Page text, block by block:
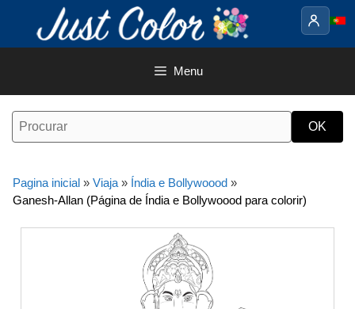
o
Menu
Pagina inicial » Viaja » Índia e Bollywoood »
Ganesh-Allan (Página de Índia e Bollywoood para colorir)